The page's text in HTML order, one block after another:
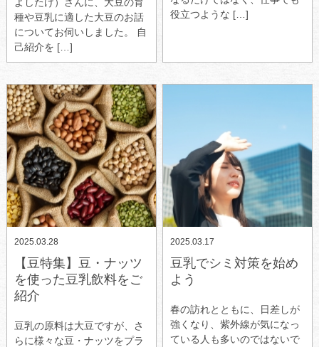
種や豆乳に適した大豆のお話
についてお伺いしました。 自
己紹介を […]
役立つような […]
2025.03.28
【豆特集】豆・ナッツ
を使った豆乳飲料をご
紹介
豆乳の原料は大豆ですが、さ
らに様々な豆・ナッツをプラ
2025.03.17
豆乳でシミ対策を始め
よう
春の訪れとともに、日差しが
強くなり、紫外線が気になっ
ている人も多いのではないで